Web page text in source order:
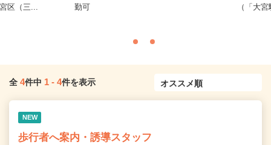
区（三...
勤可
（「大
全 4件中 1 - 4件を表示
NEW
歩行者へ案内・誘導スタッフ